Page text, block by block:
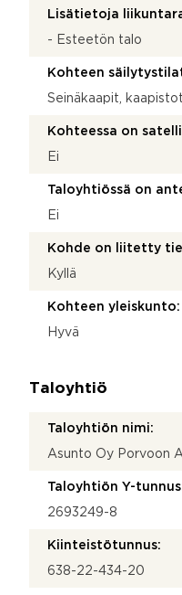
Lisätietoja
- Esteetön talo
Kohteen
Seinäkaapit,
Kohteessa on
Ei
Taloyhtiössä on
Ei
Kohde on liitetty
Kyllä
Kohteen yleiskunto:
Hyvä
Taloyhtiö
Taloyhtiön nimi:
Asunto Oy Porvoon
Taloyhtiön Y-
2693249-8
Kiinteistötunnus:
638-22-434-20